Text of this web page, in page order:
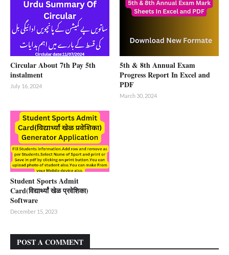
Circular About 7th Pay 5th
instalment
July 16, 2024
5th & 8th Annual Exam
Progress Report In Excel and
PDF
March 30, 2024
Student Sports Admit
Card(विद्यार्थ्यां खेळ प्रवेशिका)
Software
December 15, 2023
POST A COMMENT